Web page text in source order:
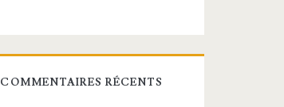
COMMENTAIRES RÉCENTS